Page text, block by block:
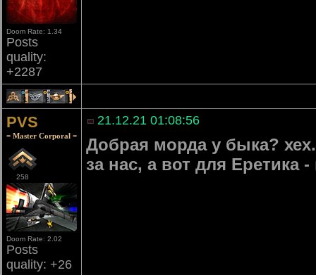
Doom Rate: 1.34
Posts
quality:
+2287
1 2 1
PVS
= Master Corporal =
258
Doom Rate: 2.02
Posts
quality: +26
21.12.21 01:08:56
Добрая морда у быка?
за нас, а вот для Еретика